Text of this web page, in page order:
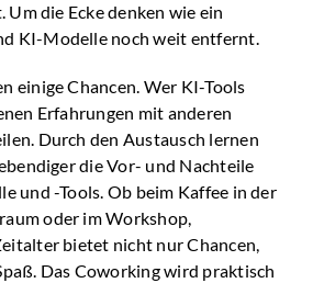
die Ecke denken wie ein
KI-Modelle noch weit entfernt.
einige Chancen. Wer KI-Tools
Erfahrungen mit anderen
Durch den Austausch lernen
die Vor- und Nachteile
und -Tools. Ob beim Kaffee in der
oder im Workshop,
bietet nicht nur Chancen,
Das Coworking wird praktisch